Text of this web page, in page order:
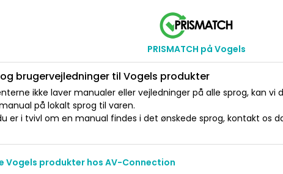
PRISMATCH på Vogels
brugervejledninger til Vogels produkter
ikke laver manualer eller vejledninger på alle sprog, kan
på lokalt sprog til varen.
er i tvivl om en manual findes i det ønskede sprog, kontakt os
Vogels produkter hos AV-Connection